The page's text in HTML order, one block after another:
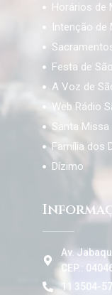
Horários de
Intenção de
Festa de
A Voz de
Web Rádio
Santa Missa
Família dos
Dízimo
Av.
CEP.:
11 3504-